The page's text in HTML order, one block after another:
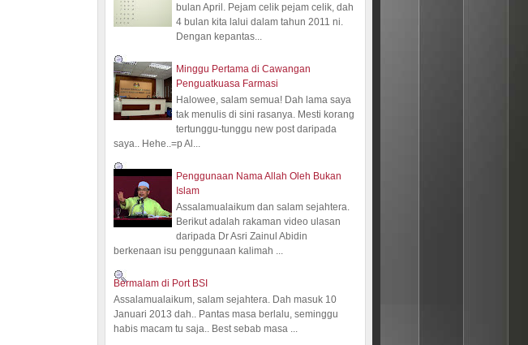
bulan April. Pejam celik pejam celik, dah
4 bulan kita lalui dalam tahun 2011 ni.
Dengan kepantas...
Minggu Pertama di Cawangan
Penguatkuasa Farmasi
Halowee, salam semua! Dah lama saya
tak menulis di sini rasanya. Mesti korang
tertunggu-tunggu new post daripada
saya.. Hehe..=p Al...
Penggunaan Nama Allah Oleh Bukan
Islam
Assalamualaikum dan salam sejahtera.
Berikut adalah rakaman video ulasan
daripada Dr Asri Zainul Abidin
berkenaan isu penggunaan kalimah ...
Bermalam di Port BSI
Assalamualaikum, salam sejahtera. Dah masuk 10
Januari 2013 dah.. Pantas masa berlalu, seminggu
habis macam tu saja.. Best sebab masa ...